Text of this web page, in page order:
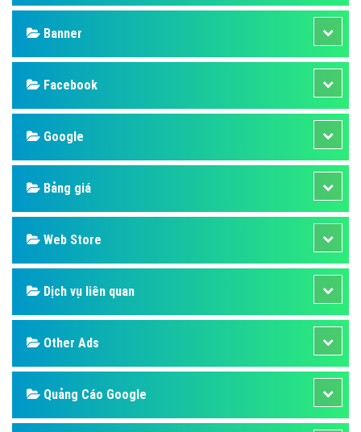
Banner
Facebook
Google
Bảng giá
Web Store
Dịch vụ liên quan
Other Ads
Quảng Cáo Google